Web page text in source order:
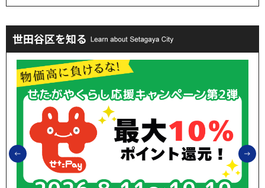
世田谷区を知る
前のスライドを表示